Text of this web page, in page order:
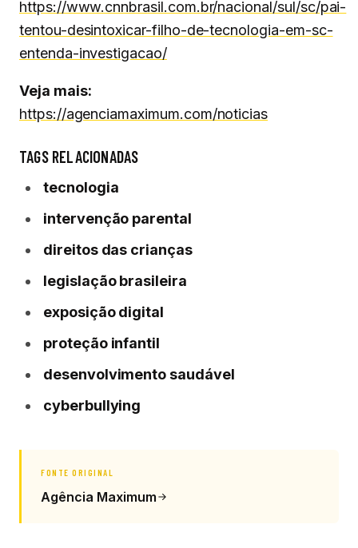
https://www.cnnbrasil.com.br/nacional/sul/sc/pai-
tentou-desintoxicar-filho-de-tecnologia-em-sc-
entenda-investigacao/
Veja mais:
https://agenciamaximum.com/noticias
TAGS RELACIONADAS
tecnologia
intervenção parental
direitos das crianças
legislação brasileira
exposição digital
proteção infantil
desenvolvimento saudável
cyberbullying
FONTE ORIGINAL
Agência Maximum